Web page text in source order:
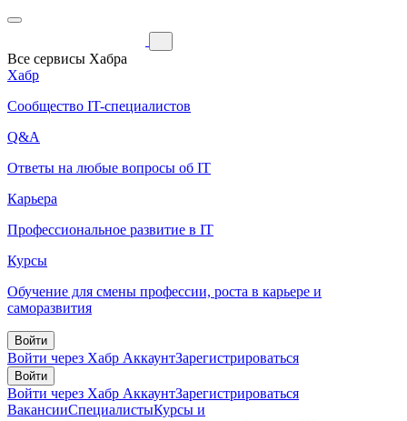
Все сервисы Хабра
Хабр
Сообщество IT-специалистов
Q&A
Ответы на любые вопросы об IT
Карьера
Профессиональное развитие в IT
Курсы
Обучение для смены профессии, роста в карьере и
саморазвития
Войти
Войти через Хабр АккаунтЗарегистрироваться
Войти
Войти через Хабр АккаунтЗарегистрироваться
ВакансииСпециалистыКурсы и